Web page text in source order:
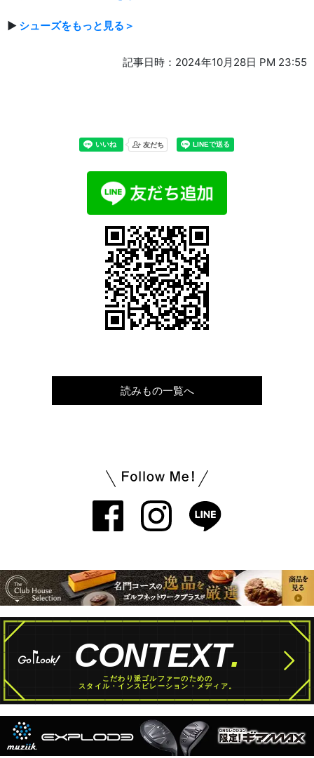
▶ シューズをもっと見る＞
記事日時：2024年10月28日 PM 23:55
読みもの一覧へ